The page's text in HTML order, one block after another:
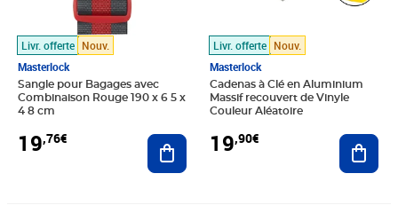
Livr. offerte Nouv.
Masterlock
Sangle pour Bagages avec
Combinaison Rouge 190 x 6 5 x
4 8 cm
19,76€ Ajouter au panier
Livr. offerte Nouv.
Masterlock
Cadenas à Clé en Aluminium
Massif recouvert de Vinyle
Couleur Aléatoire
19,90€